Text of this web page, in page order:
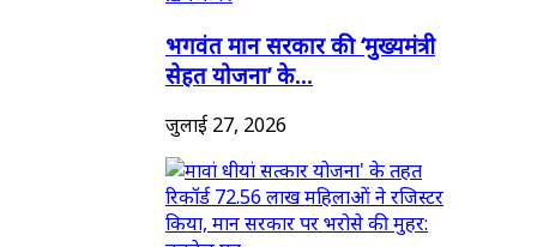
भगवंत मान सरकार की ‘मुख्यमंत्री
सेहत योजना’ के...
जुलाई 27, 2026